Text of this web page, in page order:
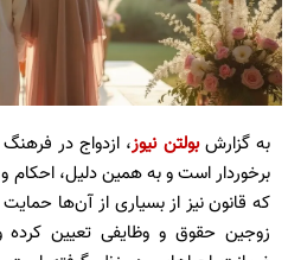
به گزارشبولتن نیوز، ازدواج در فرهنگ
برخوردار است و به همین دلیل،
که قانون نیز از بسیاری از آن‌ها
زوجین حقوق و وظایفی تعیین کرده